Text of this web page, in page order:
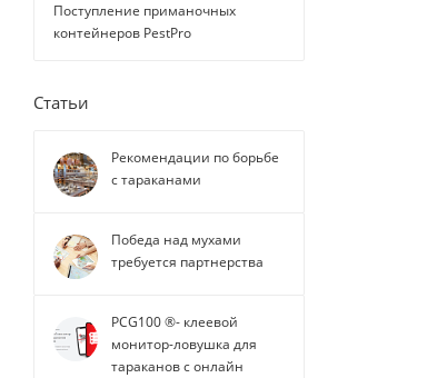
Поступление приманочных
контейнеров PestPro
Статьи
Рекомендации по борьбе
с тараканами
Победа над мухами
требуется партнерства
PCG100 ®- клеевой
монитор-ловушка для
тараканов с онлайн